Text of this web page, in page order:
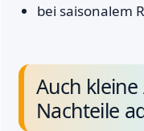
bei saisonalem
Auch
Nachteile